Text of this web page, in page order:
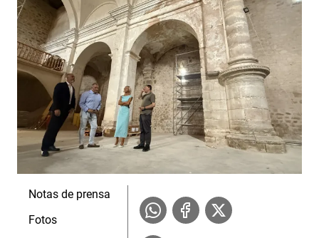
Notas de prensa
Fotos